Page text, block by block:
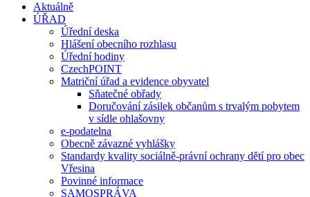
Aktuálně
ÚŘAD
Úřední deska
Hlášení obecního rozhlasu
Úřední hodiny
CzechPOINT
Matriční úřad a evidence obyvatel
Sňatečné obřady
Doručování zásilek občanům s trvalým pobytem
v sídle ohlašovny
e-podatelna
Obecně závazné vyhlášky
Standardy kvality sociálně-právní ochrany dětí pro obec
Vřesina
Povinné informace
SAMOSPRÁVA